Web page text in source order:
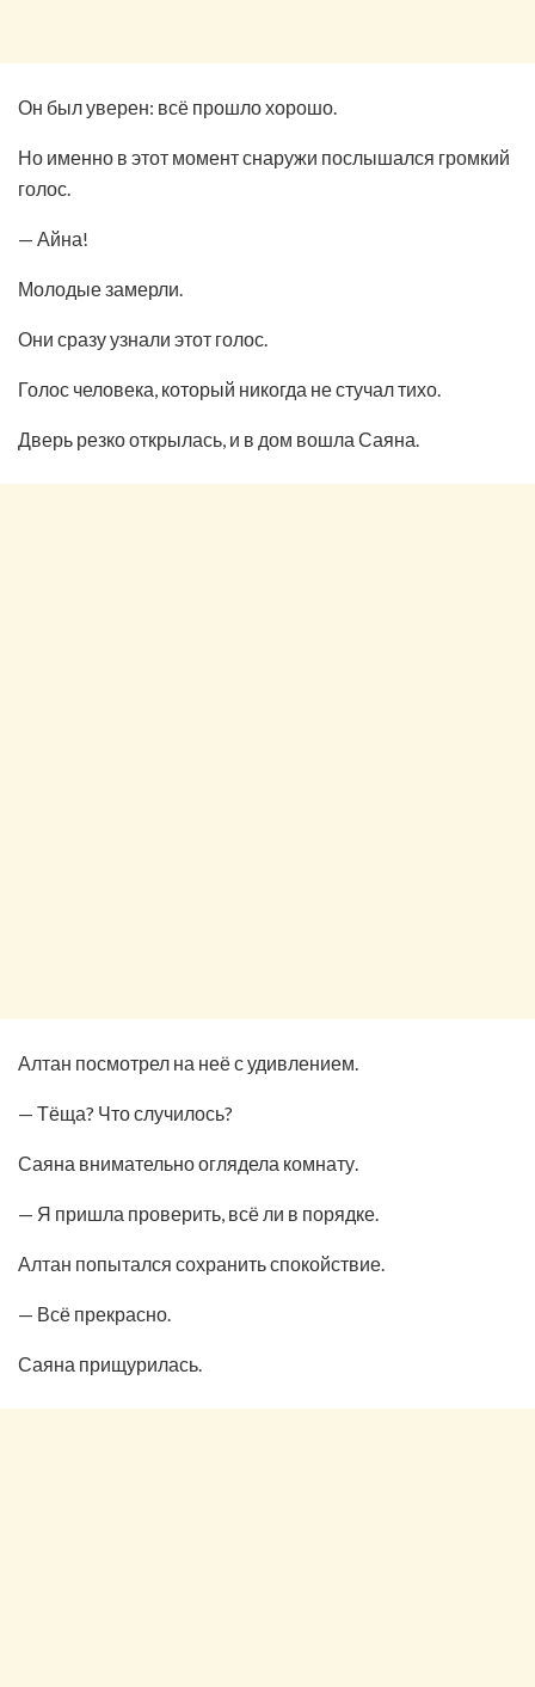
Он был уверен: всё прошло хорошо.
Но именно в этот момент снаружи послышался громкий
голос.
— Айна!
Молодые замерли.
Они сразу узнали этот голос.
Голос человека, который никогда не стучал тихо.
Дверь резко открылась, и в дом вошла Саяна.
Алтан посмотрел на неё с удивлением.
— Тёща? Что случилось?
Саяна внимательно оглядела комнату.
— Я пришла проверить, всё ли в порядке.
Алтан попытался сохранить спокойствие.
— Всё прекрасно.
Саяна прищурилась.